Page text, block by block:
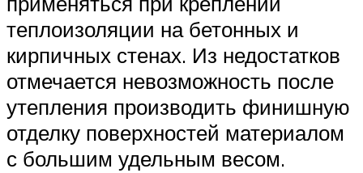
теплоизоляции на бетонных и
кирпичных стенах. Из недостатков
отмечается невозможность после
утепления производить финишную
отделку поверхностей материалом
с большим удельным весом.